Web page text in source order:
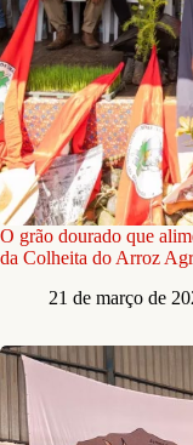
O grão dourado que
da Colheita do Arroz
21 de março de